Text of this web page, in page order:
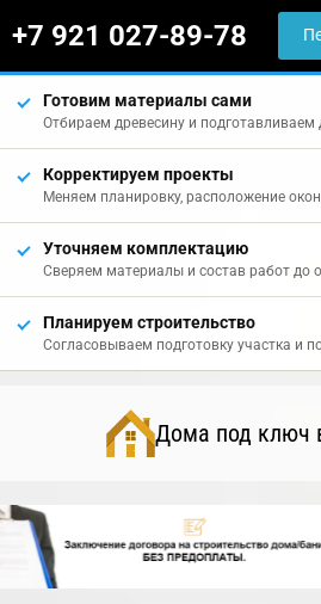
+7 921 027-89-78
Готовим материалы сами
Отбираем древесину и подготавливаем
Корректируем проекты
Меняем планировку, расположение
Уточняем комплектацию
Сверяем материалы и состав работ до
Планируем строительство
Согласовываем подготовку участка и
Дома под ключ